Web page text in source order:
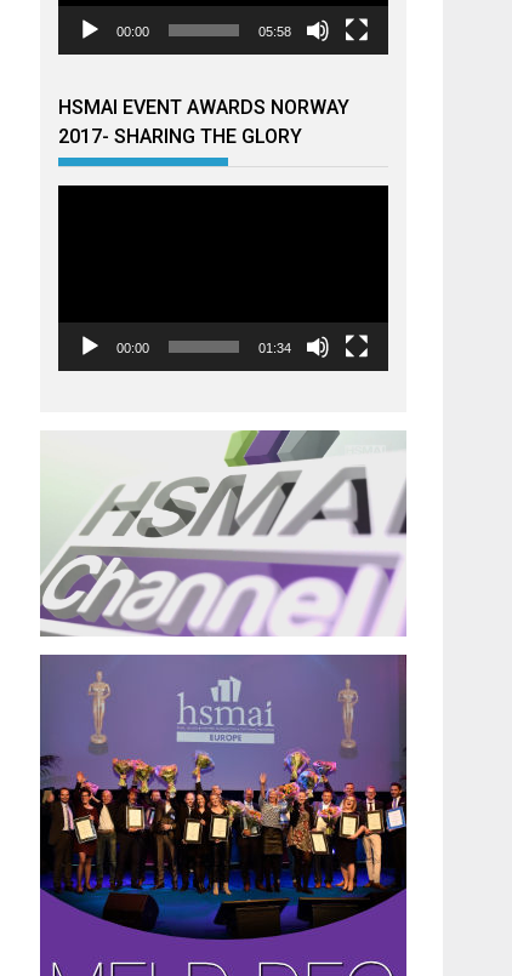
00:00 05:58
HSMAI EVENT AWARDS NORWAY
2017- SHARING THE GLORY
00:00 01:34